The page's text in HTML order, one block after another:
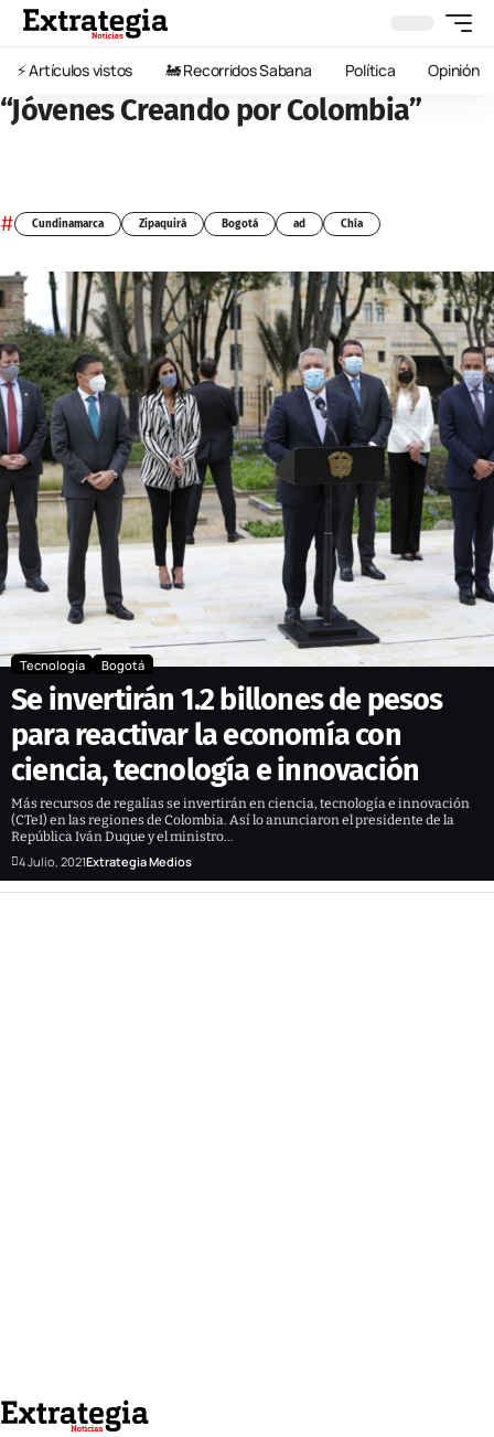
⚡️ Artículos vistos 🚂 Recorridos Sabana Política Opinión
“Jóvenes Creando por Colombia”
# Cundinamarca Zipaquirá Bogotá ad Chía
Tecnología Bogotá
Se invertirán 1.2 billones de pesos
para reactivar la economía con
ciencia, tecnología e innovación
Más recursos de regalías se invertirán en ciencia, tecnología e innovación
(CTeI) en las regiones de Colombia. Así lo anunciaron el presidente de la
República Iván Duque y el ministro…
4 Julio, 2021Extrategia Medios